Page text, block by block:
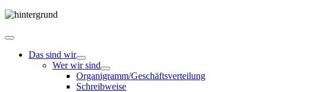
Das sind wir
Wer wir sind
Organigramm/Geschäftsverteilung
Schreibweise